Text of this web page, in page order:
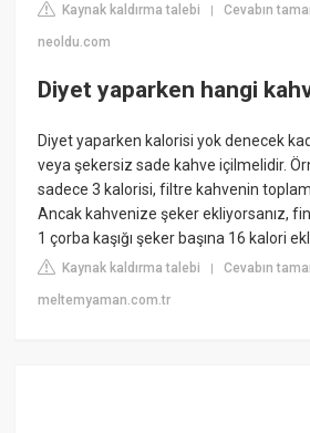
Kaynak kaldırma talebi |Cevabın
neoldu.com
Diyet yaparken hangi
Diyet yaparken kalorisi yok denecek
veya şekersiz sade kahve içilmelidir.
sadece 3 kalorisi, filtre kahvenin
Ancak kahvenize şeker ekliyorsanız,
1 çorba kaşığı şeker başına 16 kalori
Kaynak kaldırma talebi |Cevabın
meltemyaman.com.tr